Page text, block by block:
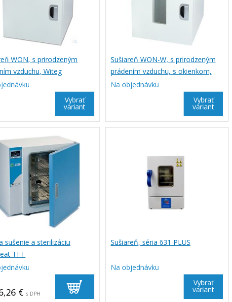
WON, s prirodzeným
vzduchu, Witeg
Vybrať
variant
Sušiareň WON-W, s prirodzeným
prádením vzduchu, s okienkom,
Witeg
Na objednávku
Vybrať
variant
sušenie a sterilizáciu
TFT
€ s DPH
Sušiareň, séria 631 PLUS
Na objednávku
Vybrať
variant